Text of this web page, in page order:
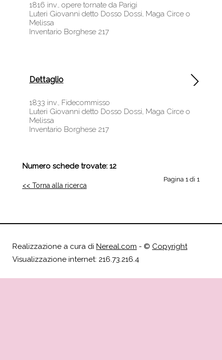
1816 inv., opere tornate da Parigi
Luteri Giovanni detto Dosso Dossi, Maga Circe o
Melissa
Inventario Borghese 217
Dettaglio
1833 inv., Fidecommisso
Luteri Giovanni detto Dosso Dossi, Maga Circe o
Melissa
Inventario Borghese 217
Numero schede trovate: 12
Pagina 1 di 1
<< Torna alla ricerca
Realizzazione a cura di Nereal.com - © Copyright
Visualizzazione internet: 216.73.216.4